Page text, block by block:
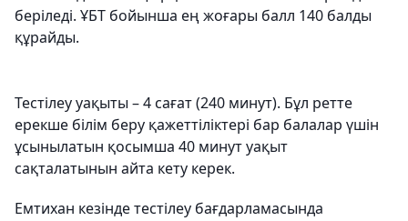
беріледі. ҰБТ бойынша ең жоғары балл 140 балды
құрайды.
Тестілеу уақыты – 4 сағат (240 минут). Бұл ретте
ерекше білім беру қажеттіліктері бар балалар үшін
ұсынылатын қосымша 40 минут уақыт
сақталатынын айта кету керек.
Емтихан кезінде тестілеу бағдарламасында